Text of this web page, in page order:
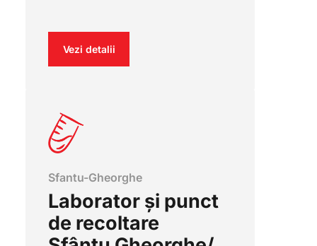
Vezi detalii
Sfantu-Gheorghe
Laborator și punct
de recoltare